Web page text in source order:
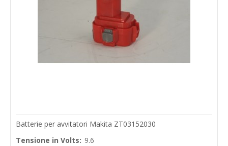
Batterie per avvitatori Makita ZT03152030
Tensione in Volts: 9.6